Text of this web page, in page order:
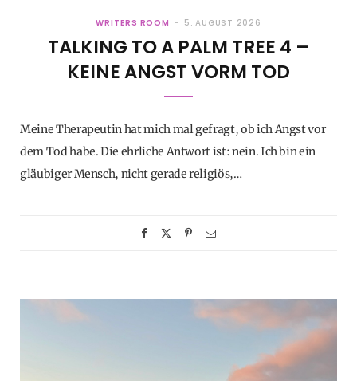
WRITERS ROOM 5. AUGUST 2026
TALKING TO A PALM TREE 4 –
KEINE ANGST VORM TOD
Meine Therapeutin hat mich mal gefragt, ob ich Angst vor
dem Tod habe. Die ehrliche Antwort ist: nein. Ich bin ein
gläubiger Mensch, nicht gerade religiös,…